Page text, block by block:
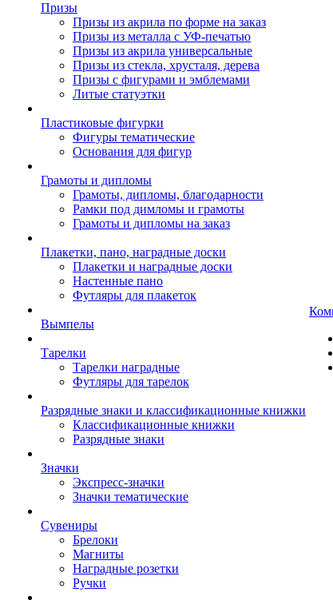
Призы
Призы из акрила по форме на заказ
Призы из металла с УФ-печатью
Призы из акрила универсальные
Призы из стекла, хрусталя, дерева
Призы с фигурами и эмблемами
Литые статуэтки
Пластиковые фигурки
Фигуры тематические
Основания для фигур
Грамоты и дипломы
Грамоты, дипломы, благодарности
Рамки под димломы и грамоты
Грамоты и дипломы на заказ
Плакетки, пано, наградные доски
Плакетки и наградные доски
Настенные пано
Футляры для плакеток
Вымпелы
Тарелки
Тарелки наградные
Футляры для тарелок
Разрядные знаки и классификационные книжки
Классификационные книжки
Разрядные знаки
Значки
Экспресс-значки
Значки тематические
Сувениры
Брелоки
Магниты
Наградные розетки
Ручки